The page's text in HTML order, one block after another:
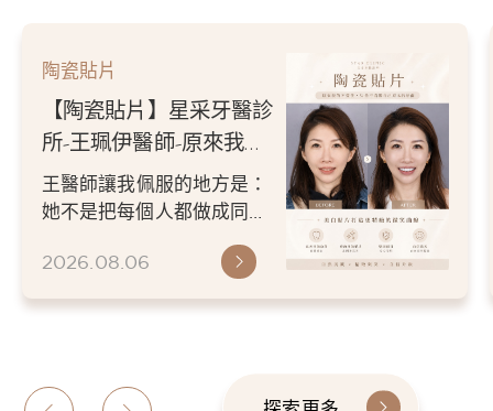
陶瓷貼片
【陶瓷貼片】星采牙醫診
所-王珮伊醫師-原來我的
不愛笑，只是不喜歡自己
原本的牙齒
王醫師讓我佩服的地方是：
她不是把每個人都做成同一
更適合自己的樣子。 現...
2026.08.06